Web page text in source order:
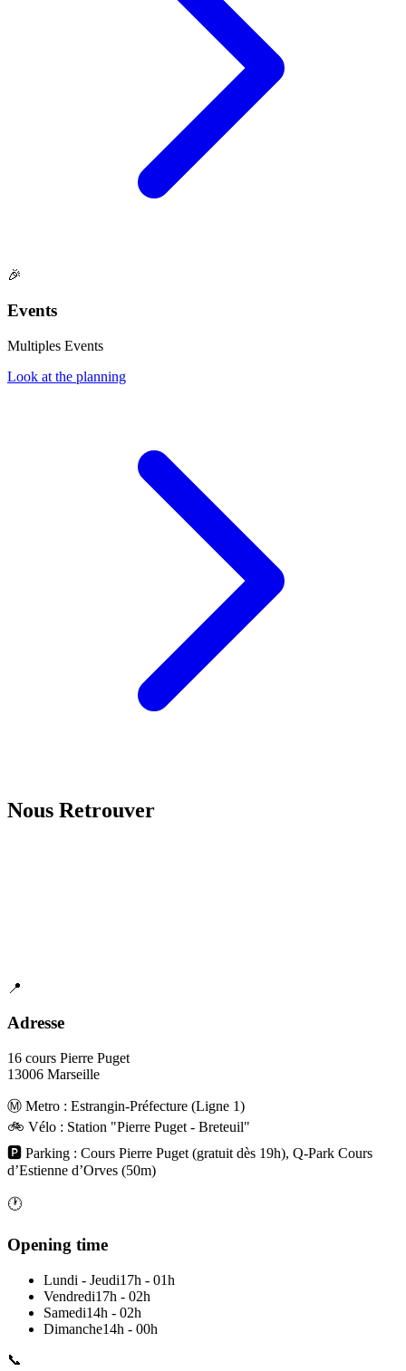
🎉
Events
Multiples Events
Look at the planning
Nous Retrouver
📍
Adresse
16 cours Pierre Puget
13006 Marseille
Ⓜ️ Metro : Estrangin-Préfecture (Ligne 1)
🚲 Vélo : Station "Pierre Puget - Breteuil"
🅿️ Parking : Cours Pierre Puget (gratuit dès 19h), Q-Park Cours
d’Estienne d’Orves (50m)
🕐
Opening time
Lundi - Jeudi17h - 01h
Vendredi17h - 02h
Samedi14h - 02h
Dimanche14h - 00h
📞